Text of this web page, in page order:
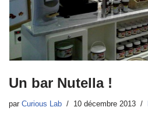
Un bar Nutella !
par Curious Lab 10 décembre 2013